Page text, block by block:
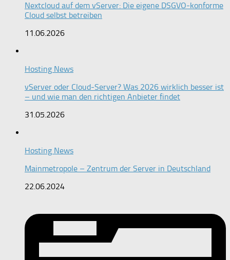
Nextcloud auf dem vServer: Die eigene DSGVO-konforme
Cloud selbst betreiben
11.06.2026
Hosting News
vServer oder Cloud-Server? Was 2026 wirklich besser ist
– und wie man den richtigen Anbieter findet
31.05.2026
Hosting News
Mainmetropole – Zentrum der Server in Deutschland
22.06.2024